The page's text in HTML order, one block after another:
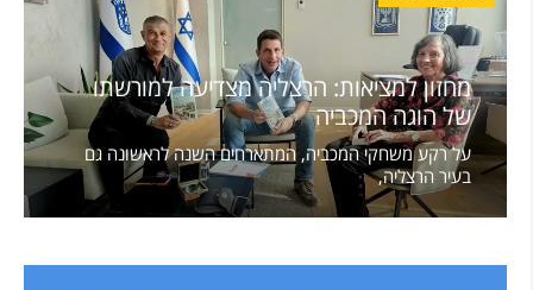
מחזון למציאות: הרצליה מצדיעה למורשתו
של הוגה המכביה
על רקע משחקי המכביה, המתארחים השנה לראשונה גם
בעיר הרצליה,